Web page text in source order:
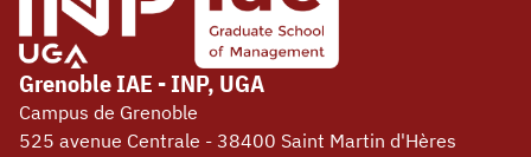
Grenoble IAE - INP, UGA
Campus de Grenoble
525 avenue Centrale - 38400 Saint Martin d'Hères